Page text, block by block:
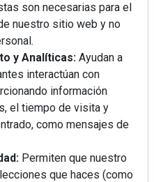
son necesarias para el
nuestro sitio web y no
y Analíticas: Ayudan a
interactúan con
información
el tiempo de visita y
como mensajes de
Permiten que nuestro
que haces (como